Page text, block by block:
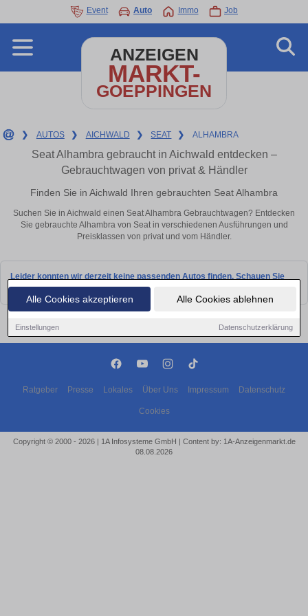
Alle Cookies akzeptieren Alle Cookies ablehnen
Einstellungen Datenschutzerklärung
Event Auto Immo Job
ANZEIGEN
MARKT-
GOEPPINGEN
❯ AUTOS ❯ AICHWALD ❯ SEAT ❯ ALHAMBRA
Seat Alhambra gebraucht in Aichwald entdecken –
Gebrauchtwagen von privat & Händler
Finden Sie in Aichwald Ihren gebrauchten Seat Alhambra
Suchen Sie in Aichwald einen Seat Alhambra Gebrauchtwagen? Entdecken
Sie gebrauchte Alhambra von Seat in verschiedenen Ausführungen und
Preisklassen von privat und vom Händler.
Leider konnten wir derzeit keine passenden Autos finden. Schauen Sie
bald wieder vorbei!
Ratgeber Presse Lokales Über Uns Impressum Datenschutz
Cookies
Copyright © 2000 - 2026 | 1A Infosysteme GmbH | Content by: 1A-Anzeigenmarkt.de
08.08.2026